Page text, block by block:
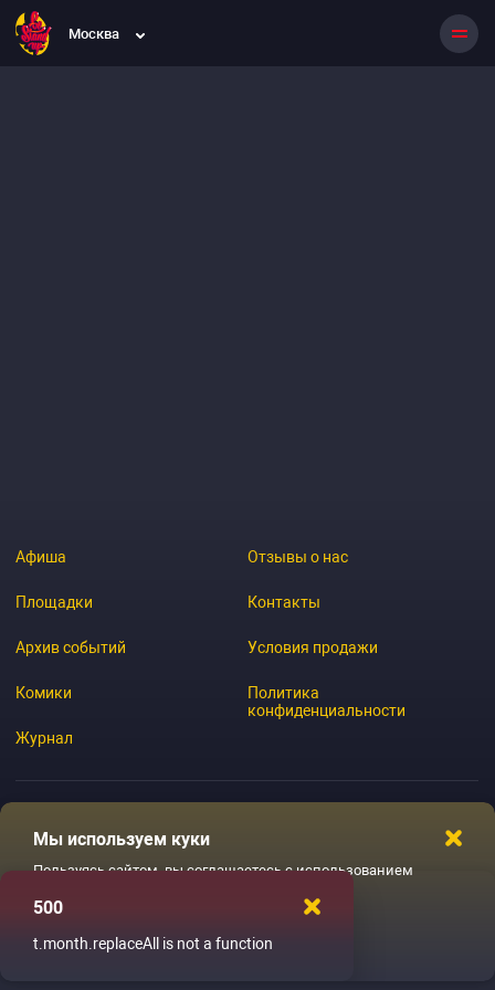
Москва
Афиша
Площадки
Архив событий
Комики
Журнал
Отзывы о нас
Контакты
Условия продажи
Политика
конфиденциальности
Мы используем куки
Пользуясь сайтом, вы соглашаетесь с использованием
Ладненько
500
t.month.replaceAll is not a function